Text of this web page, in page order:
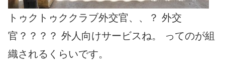
トゥクトゥククラブ外交官、、？ 外交
官？？？？ 外人向けサービスね。 ってのが組
織されるくらいです。